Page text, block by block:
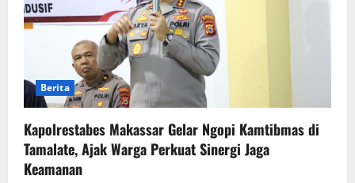
Berita
Kapolrestabes Makassar Gelar Ngopi Kamtibmas di
Tamalate, Ajak Warga Perkuat Sinergi Jaga
Keamanan